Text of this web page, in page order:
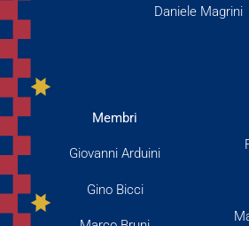
Daniele Magrini
Membri
Giovanni Arduini
Gino Bicci